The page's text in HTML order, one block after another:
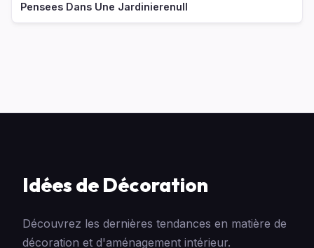
Pensees Dans Une Jardinierenull
Idées de Décoration
Découvrez les dernières tendances en matière de
décoration et d'aménagement intérieur.